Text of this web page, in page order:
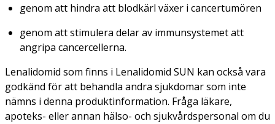
genom att hindra att blodkärl växer i cancertumören
genom att stimulera delar av immunsystemet att
angripa cancercellerna.
Lenalidomid som finns i Lenalidomid SUN kan också vara
godkänd för att behandla andra sjukdomar som inte
nämns i denna produktinformation. Fråga läkare,
apoteks- eller annan hälso- och sjukvårdspersonal om du